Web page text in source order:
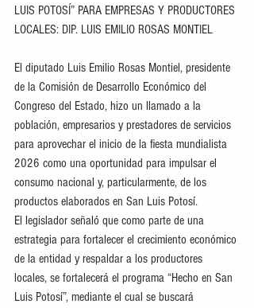
LUIS POTOSÍ” PARA EMPRESAS Y PRODUCTORES
LOCALES: DIP. LUIS EMILIO ROSAS MONTIEL
El diputado Luis Emilio Rosas Montiel, presidente
de la Comisión de Desarrollo Económico del
Congreso del Estado, hizo un llamado a la
población, empresarios y prestadores de servicios
para aprovechar el inicio de la fiesta mundialista
2026 como una oportunidad para impulsar el
consumo nacional y, particularmente, de los
productos elaborados en San Luis Potosí.
El legislador señaló que como parte de una
estrategia para fortalecer el crecimiento económico
de la entidad y respaldar a los productores
locales, se fortalecerá el programa “Hecho en San
Luis Potosí”, mediante el cual se buscará